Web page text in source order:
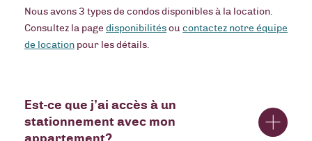
Nous avons 3 types de condos disponibles à la location.
Consultez la page disponibilités ou contactez notre équipe
de location pour les détails.
Est-ce que j’ai accès à un
stationnement avec mon